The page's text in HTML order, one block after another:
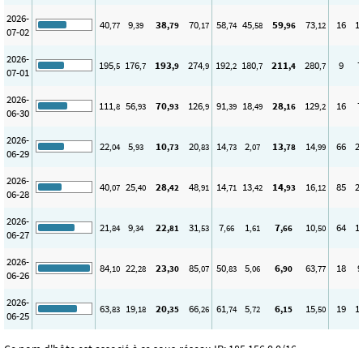
2026-
07-02
40,77 9,39 38,79 70,17 58,74 45,58 59,96 73,12 16
2026-
07-01
195,5 176,7 193,9 274,9 192,2 180,7 211,4 280,7 9 7
2026-
06-30
111,8 56,93 70,93 126,9 91,39 18,49 28,16 129,2 16 7
2026-
06-29
22,04 5,93 10,73 20,83 14,73 2,07 13,78 14,99 66
2026-
06-28
40,07 25,40 28,42 48,91 14,71 13,42 14,93 16,12 85
2026-
06-27
21,84 9,34 22,81 31,53 7,66 1,61 7,66 10,50 64
2026-
06-26
84,10 22,28 23,30 85,07 50,83 5,06 6,90 63,77 18 9
2026-
06-25
63,83 19,18 20,35 66,26 61,74 5,72 6,15 15,50 19